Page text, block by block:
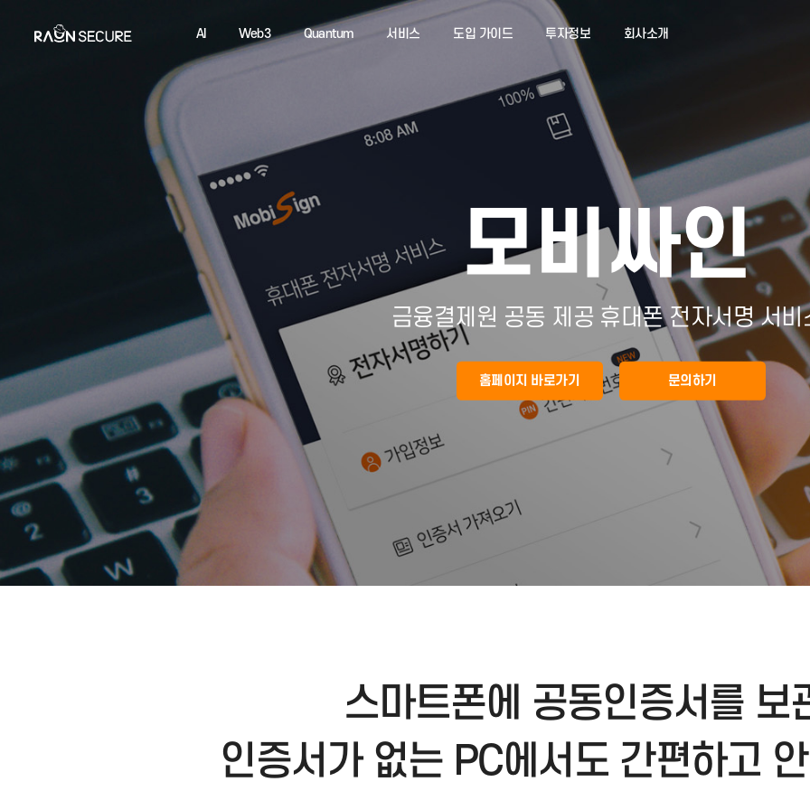
Web3 Quantum 서비스 도입 가이드 투자정보
모비싸
금융결제원 공동 제공 휴대폰 전자
홈페이지 바로가기
스마트폰에 공동인증서